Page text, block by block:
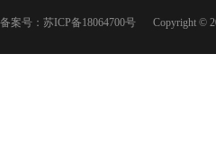
备案号： 苏ICP备18064700号 Copyright ©